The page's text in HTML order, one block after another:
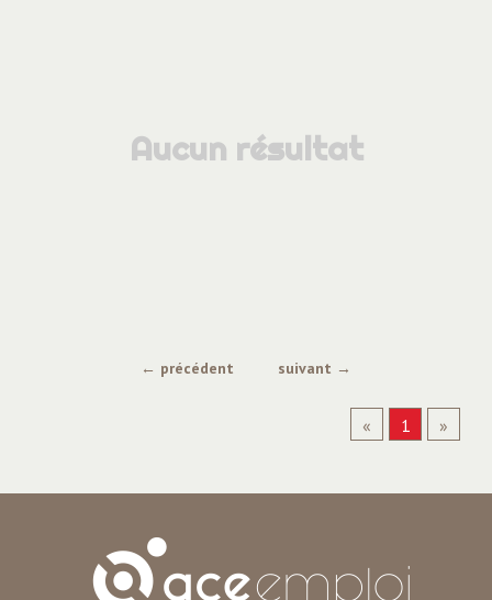
Aucun résultat
← précédent suivant →
« 1 »